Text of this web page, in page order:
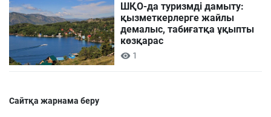
ШҚО-да туризмді дамыту:
қызметкерлерге жайлы
демалыс, табиғатқа ұқыпты
көзқарас
1
Сайтқа жарнама беру